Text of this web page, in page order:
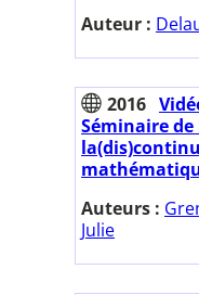
Auteur :
2016
Séminaire de
Auteurs :
Julie